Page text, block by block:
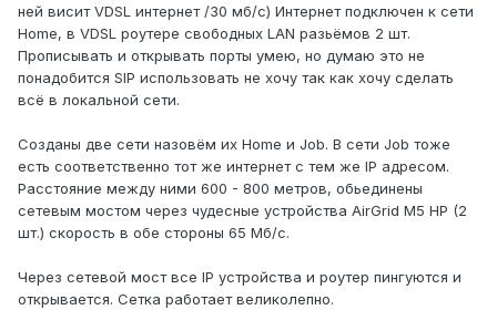
ней висит VDSL интернет /30 мб/с) Интернет подключен к сети
Home, в VDSL роутере свободных LAN разьёмов 2 шт.
Прописывать и открывать порты умею, но думаю это не
понадобится SIP использовать не хочу так как хочу сделать
всё в локальной сети.
Созданы две сети назовём их Home и Job. В сети Job тоже
есть соответственно тот же интернет с тем же IP адресом.
Расстояние между ними 600 - 800 метров, обьединены
сетевым мостом через чудесные устройства AirGrid M5 HP (2
шт.) скорость в обе стороны 65 Мб/с.
Через сетевой мост все IP устройства и роутер пингуются и
открывается. Сетка работает великолепно.